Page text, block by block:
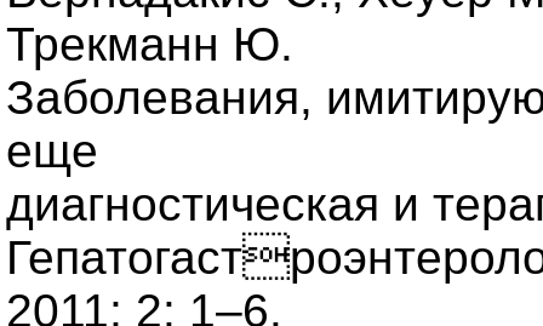
Трекманн Ю.
Заболевания,
еще
диагностическая и
2011; 2: 1–6.